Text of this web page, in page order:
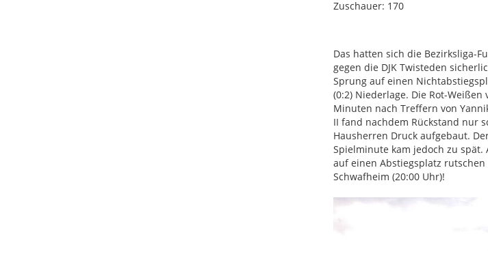
Zuschauer: 170
Das hatten sich die Bezirksliga-
gegen die DJK Twisteden
Sprung auf einen
(0:2) Niederlage. Die Rot-
Minuten nach Treffern von
II fand nachdem Rückstand nur
Hausherren Druck aufgebaut.
Spielminute kam jedoch zu spät.
auf einen Abstiegsplatz rutschen
Schwafheim (20:00 Uhr)!